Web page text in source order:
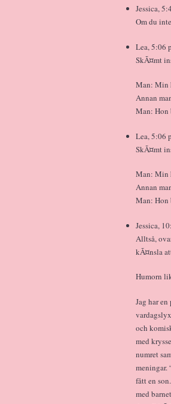
Jessica,
Om du
Lea, 5:06
SkÃ¤mt
Man: Min
Annan
Man: Hon
Lea, 5:06
SkÃ¤mt
Man: Min
Annan
Man: Hon
Jessica,
Alltså,
kÃ¤nsla
Humorn
Jag har
och
med
numret
meningar.
fått en
med